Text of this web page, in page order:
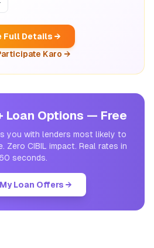
Full Details →
Karo →
Loan Options — Free
you with lenders most likely to
Zero CIBIL impact. Real rates in
60 seconds.
Loan Offers →